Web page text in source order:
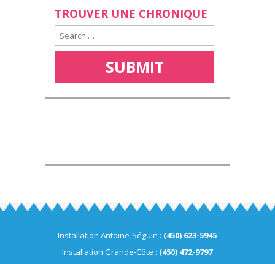
TROUVER UNE CHRONIQUE
Installation Antoine-Séguin : (450) 623-5945
Installation Grande-Côte : (450) 472-9797